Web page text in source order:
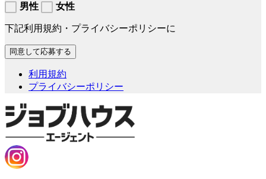
男性
女性
下記利用規約・プライバシーポリシーに
利用規約
プライバシーポリシー